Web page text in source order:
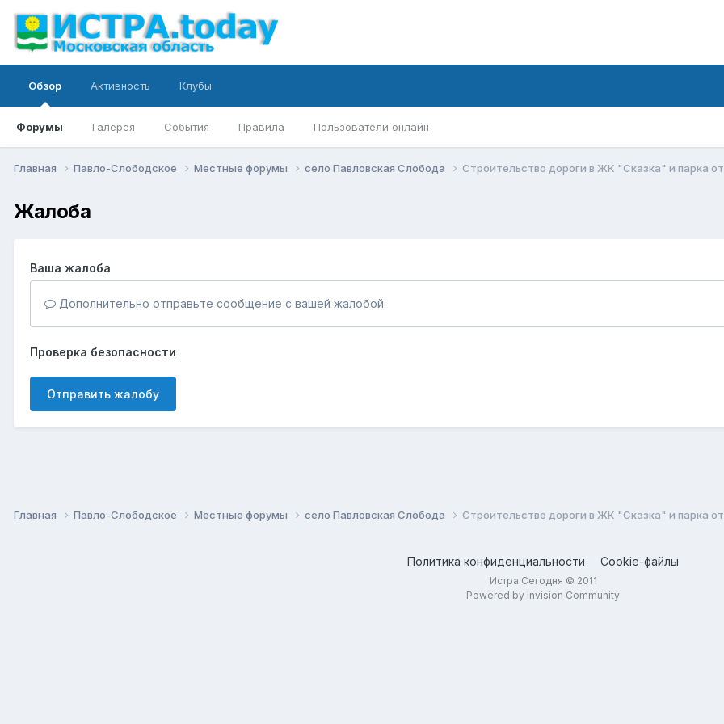
Обзор
Форумы Галерея События Правила Пользователи онлайн
Активность Клубы
Главная Павло-Слободское Местные форумы село Павловская Слобода Строительство дороги в ЖК "Сказка" и парка
Жалоба
Ваша жалоба
Дополнительно отправьте сообщение с вашей жалобой.
Проверка безопасности
Отправить жалобу
Главная Павло-Слободское Местные форумы село Павловская Слобода Строительство дороги в ЖК "Сказка" и парка
Политика конфиденциальности Cookie-файлы
Истра.Сегодня © 2011
Powered by Invision Community